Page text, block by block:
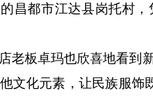
昌都市江达县岗托村
老板卓玛也欣喜地看到
文化元素，让民族服